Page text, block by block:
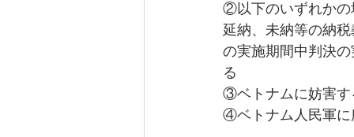
②以下のいずれかの
延納、未納等の納
の実施期間中判決
る
③ベトナムに妨害す
④ベトナム人民軍に